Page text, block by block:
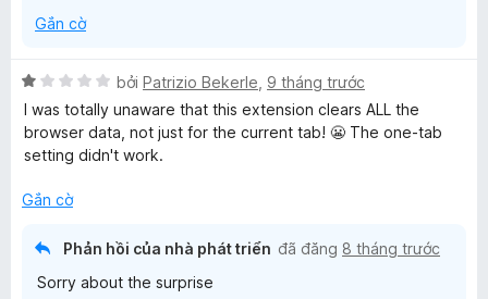
Gắn cờ
X
ế
p
h
n
bởi Patrizio Bekerle 9 tháng trước
I was totally unaware that this extension clears ALL the
browser data, not just for the current tab! 😬 The one-tab
setting didn't work.
Gắn cờ
Phản hồi của nhà phát triển đã đăng 8 tháng trước
Sorry about the surprise